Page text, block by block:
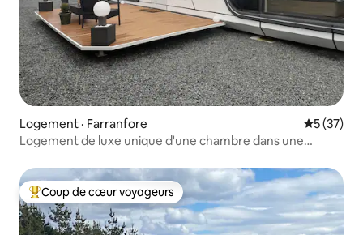
Logement · Farranfore Note
5 (37)
Logement de luxe unique d'une chambre dans une
Coup de cœur voyageurs parmi les plus aimés
Coup de cœur voyageurs